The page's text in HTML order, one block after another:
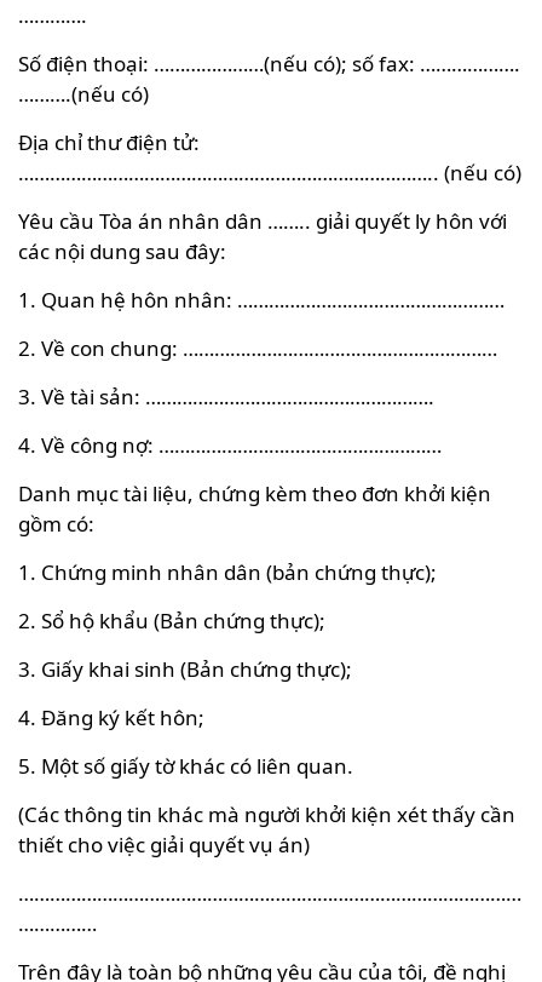
………….
Số điện thoại: …………………(nếu có); số fax: ……………….
……….(nếu có)
Địa chỉ thư điện tử:
…………………………………………………………………….. (nếu có)
Yêu cầu Tòa án nhân dân …….. giải quyết ly hôn với
các nội dung sau đây:
1. Quan hệ hôn nhân: ……………………………………………
2. Về con chung: ……………………………………………………
3. Về tài sản: ……………………………………………….
4. Về công nợ: ………………………………………………
Danh mục tài liệu, chứng kèm theo đơn khởi kiện
gồm có:
1. Chứng minh nhân dân (bản chứng thực);
2. Sổ hộ khẩu (Bản chứng thực);
3. Giấy khai sinh (Bản chứng thực);
4. Đăng ký kết hôn;
5. Một số giấy tờ khác có liên quan.
(Các thông tin khác mà người khởi kiện xét thấy cần
thiết cho việc giải quyết vụ án)
……………………………………………………………………………………
……………
Trên đây là toàn bộ những yêu cầu của tôi, đề nghị